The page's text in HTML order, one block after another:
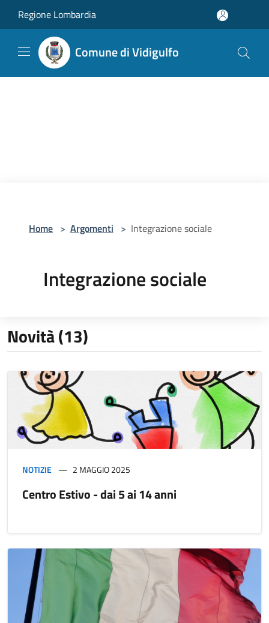
Regione Lombardia
Comune di Vidigulfo
Home > Argomenti > Integrazione sociale
Integrazione sociale
Novità (13)
NOTIZIE 2 MAGGIO 2025
Centro Estivo - dai 5 ai 14 anni